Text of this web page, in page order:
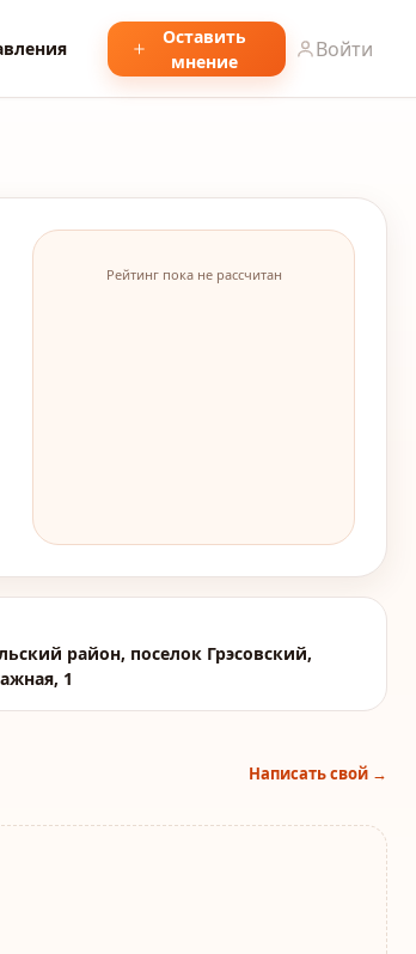
Оставить
мнение
Войти
Рейтинг пока не рассчитан
район, поселок Грэсовский,
1
Написать свой →